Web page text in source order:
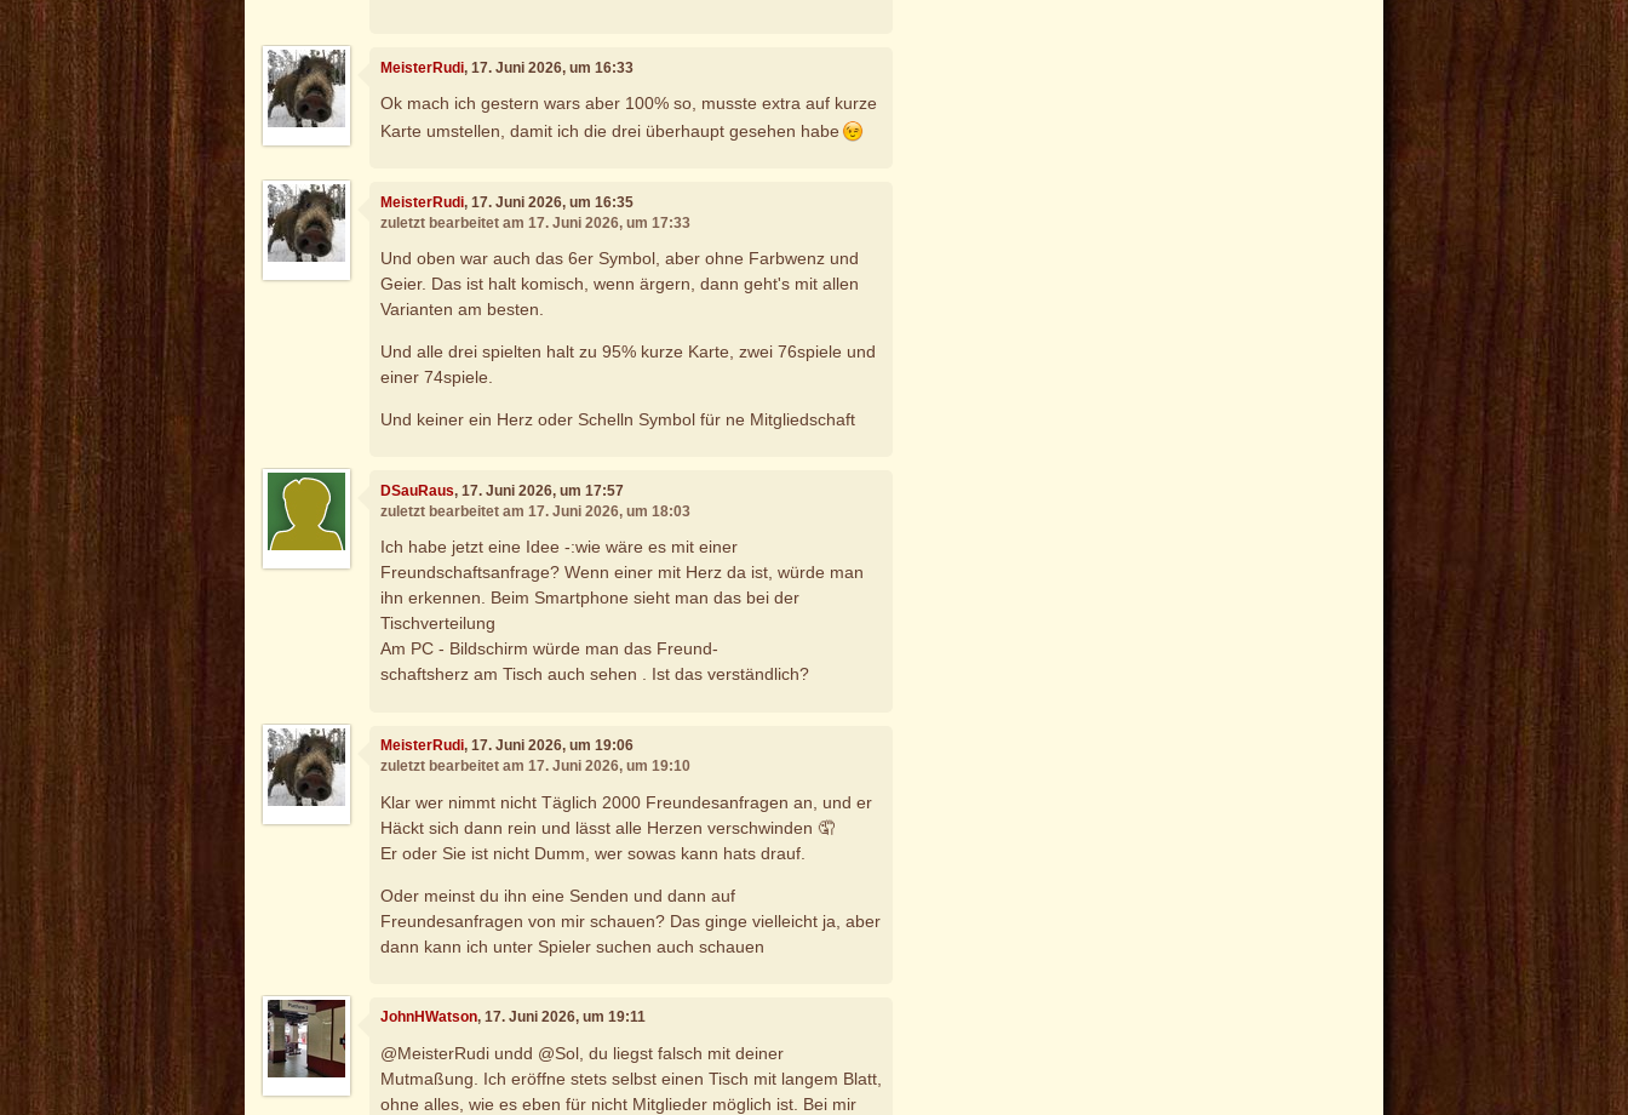
MeisterRudi, 17. Juni 2026, um 16:33
Ok mach ich gestern wars aber 100% so, musste extra auf kurze
Karte umstellen, damit ich die drei überhaupt gesehen habe
MeisterRudi, 17. Juni 2026, um 16:35
zuletzt bearbeitet am 17. Juni 2026, um 17:33
Und oben war auch das 6er Symbol, aber ohne Farbwenz und
Geier. Das ist halt komisch, wenn ärgern, dann geht's mit allen
Varianten am besten.
Und alle drei spielten halt zu 95% kurze Karte, zwei 76spiele und
einer 74spiele.
Und keiner ein Herz oder Schelln Symbol für ne Mitgliedschaft
DSauRaus, 17. Juni 2026, um 17:57
zuletzt bearbeitet am 17. Juni 2026, um 18:03
Ich habe jetzt eine Idee -:wie wäre es mit einer
Freundschaftsanfrage? Wenn einer mit Herz da ist, würde man
ihn erkennen. Beim Smartphone sieht man das bei der
Tischverteilung
Am PC - Bildschirm würde man das Freund-
schaftsherz am Tisch auch sehen . Ist das verständlich?
MeisterRudi, 17. Juni 2026, um 19:06
zuletzt bearbeitet am 17. Juni 2026, um 19:10
Klar wer nimmt nicht Täglich 2000 Freundesanfragen an, und er
Häckt sich dann rein und lässt alle Herzen verschwinden 🤦
Er oder Sie ist nicht Dumm, wer sowas kann hats drauf.
Oder meinst du ihn eine Senden und dann auf
Freundesanfragen von mir schauen? Das ginge vielleicht ja, aber
dann kann ich unter Spieler suchen auch schauen
JohnHWatson, 17. Juni 2026, um 19:11
@MeisterRudi undd @Sol, du liegst falsch mit deiner
Mutmaßung. Ich eröffne stets selbst einen Tisch mit langem Blatt,
ohne alles, wie es eben für nicht Mitglieder möglich ist. Bei mir